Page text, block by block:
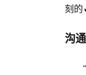
刻的
沟